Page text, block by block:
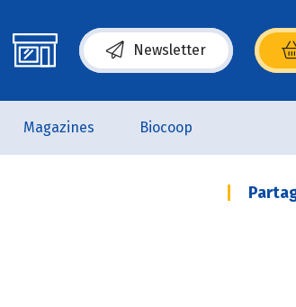
Newsletter
(s’ouvre dans une nouvelle
Magazines Biocoop